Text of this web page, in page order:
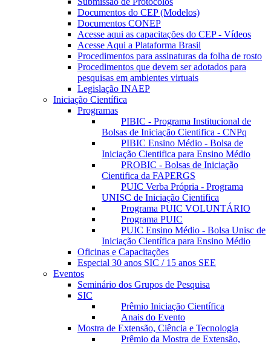
Documentos do CEP (Modelos)
Documentos CONEP
Acesse aqui as capacitações do CEP - Vídeos
Acesse Aqui a Plataforma Brasil
Procedimentos para assinaturas da folha de rosto
Procedimentos que devem ser adotados para
pesquisas em ambientes virtuais
Legislação INAEP
Iniciação Científica
Programas
PIBIC - Programa Institucional de
Bolsas de Iniciação Cientifica - CNPq
PIBIC Ensino Médio - Bolsa de
Iniciação Cientifica para Ensino Médio
PROBIC - Bolsas de Iniciação
Cientifica da FAPERGS
PUIC Verba Própria - Programa
UNISC de Iniciação Cientifica
Programa PUIC VOLUNTÁRIO
Programa PUIC
PUIC Ensino Médio - Bolsa Unisc de
Iniciação Científica para Ensino Médio
Oficinas e Capacitações
Especial 30 anos SIC / 15 anos SEE
Eventos
Seminário dos Grupos de Pesquisa
SIC
Prêmio Iniciação Científica
Anais do Evento
Mostra de Extensão, Ciência e Tecnologia
Prêmio da Mostra de Extensão,